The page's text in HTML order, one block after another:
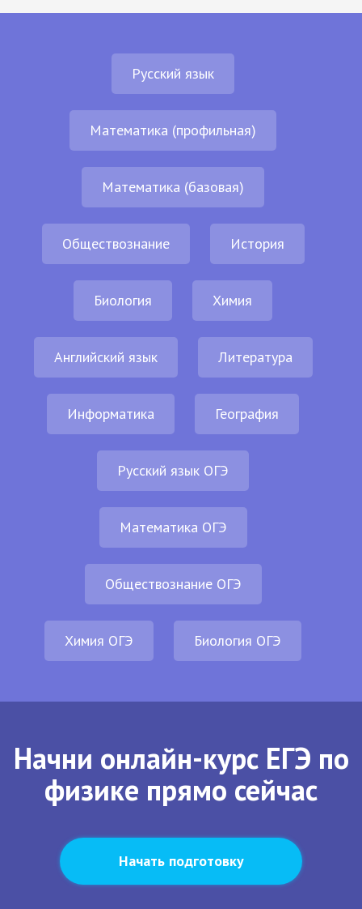
Русский язык
Математика (профильная)
Математика (базовая)
Обществознание История
Биология Химия
Английский язык Литература
Информатика География
Русский язык ОГЭ
Математика ОГЭ
Обществознание ОГЭ
Химия ОГЭ Биология ОГЭ
Начни онлайн-курс ЕГЭ по
физике прямо сейчас
Начать подготовку